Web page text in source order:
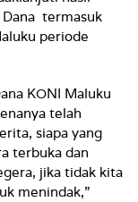
termasuk
periode
KONI Maluku
telah
siapa yang
terbuka dan
jika tidak kita
menindak,”